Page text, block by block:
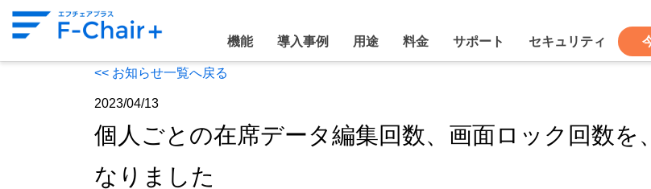
機能 導入事例 用途 料金 サポート セキュリティ
<< お知らせ一覧へ戻る
2023/04/13
個人ごとの在席データ編集回数、画面ロック回数
なりました